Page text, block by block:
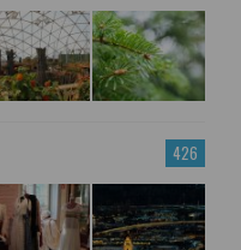
426